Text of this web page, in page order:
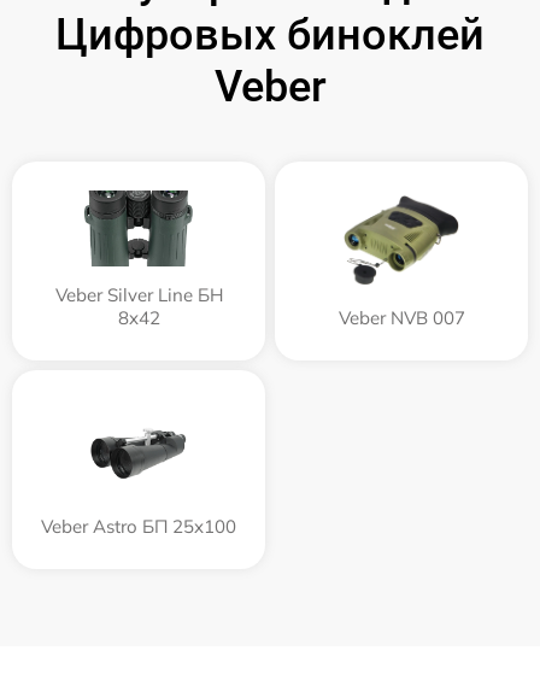
Цифровых биноклей
Veber
Veber Silver Line БН
8x42
Veber NVB 007
Veber Astro БП 25x100